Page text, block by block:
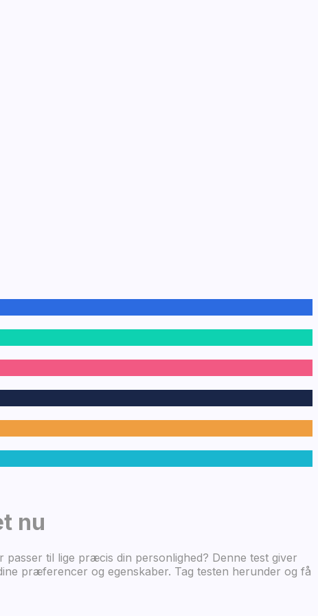
nu
til lige præcis din personlighed? Denne test giver
præferencer og egenskaber. Tag testen herunder og få